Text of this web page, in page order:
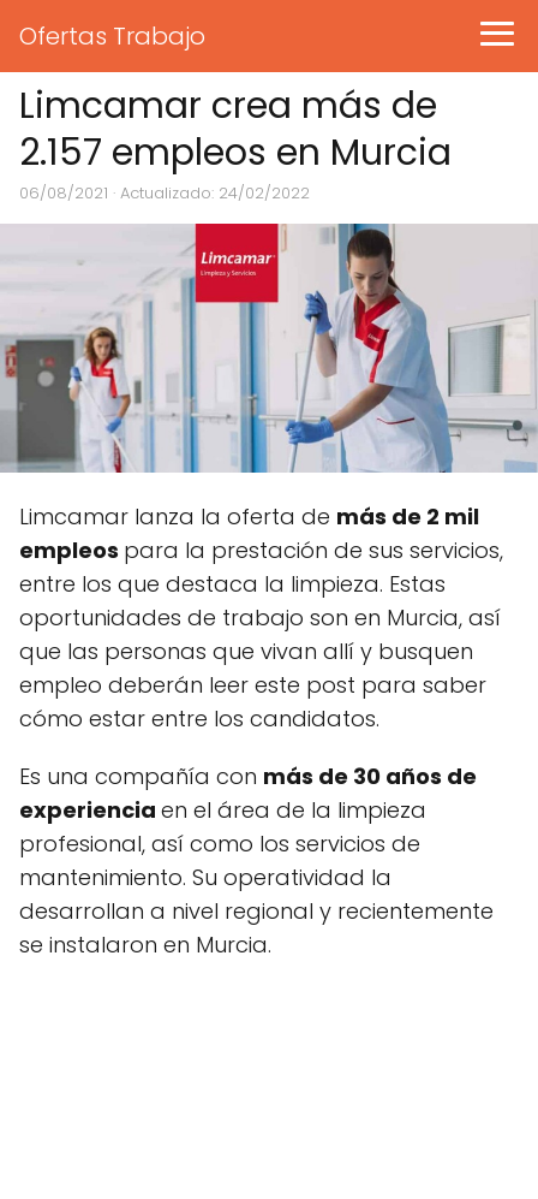
Ofertas Trabajo
Limcamar crea más de
2.157 empleos en Murcia
06/08/2021 · Actualizado: 24/02/2022
Limcamar lanza la oferta de más de 2 mil
empleos para la prestación de sus servicios,
entre los que destaca la limpieza. Estas
oportunidades de trabajo son en Murcia, así
que las personas que vivan allí y busquen
empleo deberán leer este post para saber
cómo estar entre los candidatos.
Es una compañía con más de 30 años de
experiencia en el área de la limpieza
profesional, así como los servicios de
mantenimiento. Su operatividad la
desarrollan a nivel regional y recientemente
se instalaron en Murcia.